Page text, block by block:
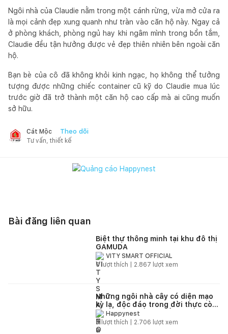
Ngôi nhà của Claudie nằm trong một cánh rừng, vừa mở cửa ra
là mọi cảnh đẹp xung quanh như tràn vào căn hộ này. Ngay cả
ở phòng khách, phòng ngủ hay khi ngâm mình trong bồn tắm,
Claudie đều tận hưởng được vẻ đẹp thiên nhiên bên ngoài căn
hộ.
Bạn bè của cô đã không khỏi kinh ngạc, họ không thể tưởng
tượng được những chiếc container cũ kỹ do Claudie mua lúc
trước giờ đã trở thành một căn hộ cao cấp mà ai cũng muốn
sở hữu.
Cát Mộc Theo dõi
Tư vấn, thiết kế
Bài đăng liên quan
Biệt thự thông minh tại khu đô thị
GAMUDA
VITY SMART OFFICIAL
0lượt thích | 2.867 lượt xem
Những ngôi nhà cây có diện mạo
kỳ lạ, độc đáo trong đời thực còn
hơn cả từ thế giới cổ tích
Happynest
0 lượt thích | 2.706 lượt xem